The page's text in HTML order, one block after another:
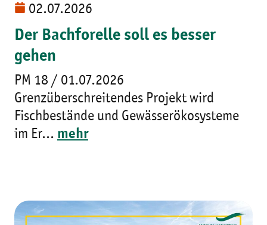
Der Bachforelle soll es besser
gehen
PM 18 / 01.07.2026
Grenzüberschreitendes Projekt wird
Fischbestände und Gewässerökosysteme
im Er... mehr
02.07.2026